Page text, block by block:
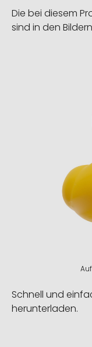
Die bei diesem
sind in den
Schnell und
herunterladen.